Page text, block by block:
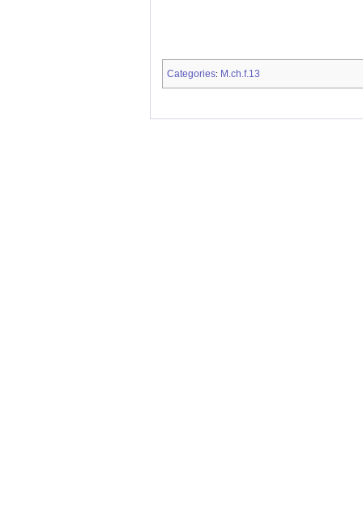
Categories: M.ch.f.13